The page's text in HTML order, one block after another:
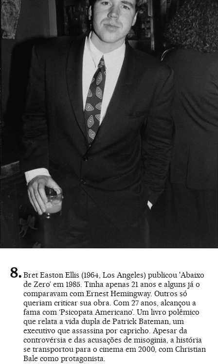
Bret Easton Ellis (1964, Los Angeles) publicou 'Abaixo
de Zero’ em 1985. Tinha apenas 21 anos e alguns já o
comparavam com Ernest Hemingway. Outros só
queriam criticar sua obra. Com 27 anos, alcançou a
fama com ‘Psicopata Americano’. Um livro polêmico
que relata a vida dupla de Patrick Bateman, um
executivo que assassina por capricho. Apesar da
controvérsia e das acusações de misoginia, a história
se transportou para o cinema em 2000, com Christian
Bale como protagonista.